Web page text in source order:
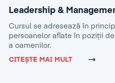
Leadership &
Cursul se adresează în
persoanelor aflate în poziţii
a oamenilor.
CITEȘTE MAI MULT